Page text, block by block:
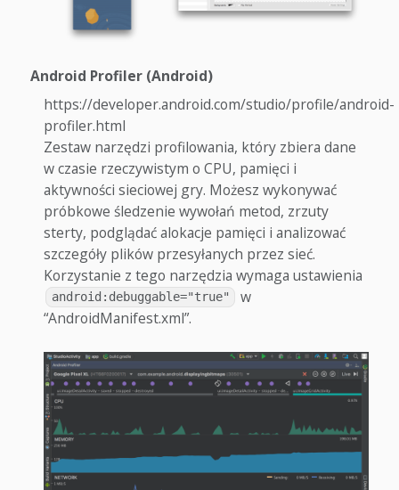
Android Profiler (Android)
https://developer.android.com/studio/profile/android-
profiler.html
Zestaw narzędzi profilowania, który zbiera dane
w czasie rzeczywistym o CPU, pamięci i
aktywności sieciowej gry. Możesz wykonywać
próbkowe śledzenie wywołań metod, zrzuty
sterty, podglądać alokacje pamięci i analizować
szczegóły plików przesyłanych przez sieć.
Korzystanie z tego narzędzia wymaga ustawienia
android:debuggable="true"
w
“AndroidManifest.xml”.